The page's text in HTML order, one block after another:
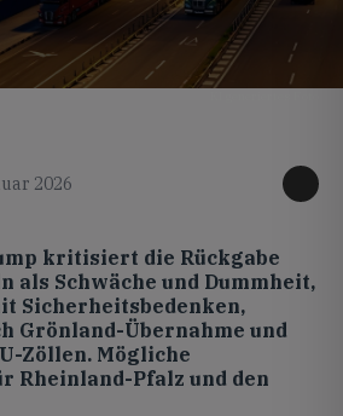
2026
kritisiert die Rückgabe
als Schwäche und Dummheit,
Sicherheitsbedenken,
Grönland-Übernahme und
Zöllen. Mögliche
Rheinland-Pfalz und den